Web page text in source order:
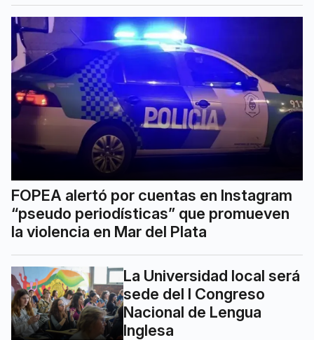
FOPEA alertó por cuentas en Instagram
“pseudo periodísticas” que promueven
la violencia en Mar del Plata
La Universidad local será
sede del I Congreso
Nacional de Lengua
Inglesa